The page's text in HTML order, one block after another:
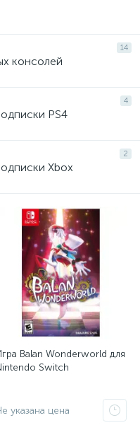
14
консолей
4
PS4
2
Xbox
Balan Wonderworld для
Switch
указана цена